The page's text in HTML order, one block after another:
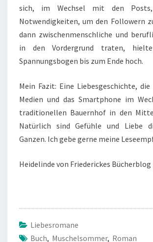
sich, im Wechsel mit den
Notwendigkeiten, um den Followern
dann zwischenmenschliche und
in den Vordergrund traten,
Spannungsbogen bis zum Ende hoch.
Mein Fazit: Eine Liebesgeschichte,
Medien und das Smartphone im
traditionellen Bauernhof in den
Natürlich sind Gefühle und Liebe
Ganzen. Ich gebe gerne meine
Heidelinde von Friederickes Bücherblog
Liebesromane
Buch, Muschelsommer, Roman